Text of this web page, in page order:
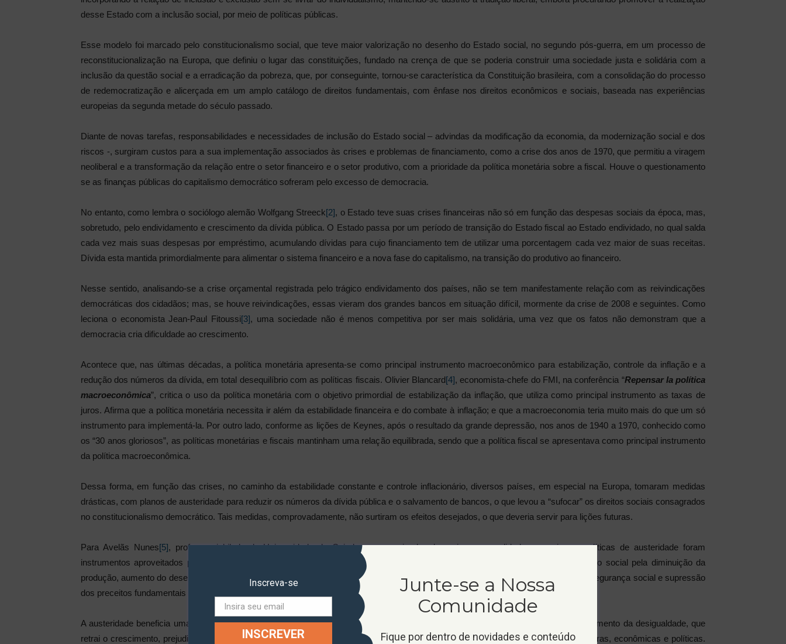
desse Estado com a inclusão social, por meio de políticas públicas.
Esse modelo foi marcado pelo constitucionalismo social, que teve maior valorização no desenho do Estado social, no segundo pós-guerra, em um processo de
reconstitucionalização na Europa, que definiu o lugar das constituições, fundado na crença de que se poderia construir uma sociedade justa e solidária com a
inclusão da questão social e a erradicação da pobreza, que, por conseguinte, tornou-se característica da Constituição brasileira, com a consolidação do processo
de redemocratização e alicerçada em um amplo catálogo de direitos fundamentais, com ênfase nos direitos econômicos e sociais, baseada nas experiências
europeias da segunda metade do século passado.
Diante de novas tarefas, responsabilidades e necessidades de inclusão do Estado social – advindas da modificação da economia, da modernização social e dos
riscos -, surgiram custos para a sua implementação associados às crises e problemas de financiamento, como a crise dos anos de 1970, que permitiu a viragem
neoliberal e a transformação da relação entre o setor financeiro e o setor produtivo, com a prioridade da política monetária sobre a fiscal. Houve o questionamento
se as finanças públicas do capitalismo democrático sofreram pelo excesso de democracia.
No entanto, como lembra o sociólogo alemão Wolfgang Streeck[2], o Estado teve suas crises financeiras não só em função das despesas sociais da época, mas,
sobretudo, pelo endividamento e crescimento da dívida pública. O Estado passa por um período de transição do Estado fiscal ao Estado endividado, no qual salda
cada vez mais suas despesas por empréstimo, acumulando dívidas para cujo financiamento tem de utilizar uma porcentagem cada vez maior de suas receitas.
Dívida esta mantida primordialmente para alimentar o sistema financeiro e a nova fase do capitalismo, na transição do produtivo ao financeiro.
Nesse sentido, analisando-se a crise orçamental registrada pelo trágico endividamento dos países, não se tem manifestamente relação com as reivindicações
democráticas dos cidadãos; mas, se houve reivindicações, essas vieram dos grandes bancos em situação difícil, mormente da crise de 2008 e seguintes. Como
leciona o economista Jean-Paul Fitoussi[3], uma sociedade não é menos competitiva por ser mais solidária, uma vez que os fatos não demonstram que a
democracia cria dificuldade ao crescimento.
Acontece que, nas últimas décadas, a política monetária apresenta-se como principal instrumento macroeconômico para estabilização, controle da inflação e a
redução dos números da dívida, em total desequilíbrio com as políticas fiscais. Olivier Blancard[4], economista-chefe do FMI, na conferência “Repensar la política
macroeconômica”, critica o uso da política monetária com o objetivo primordial de estabilização da inflação, que utiliza como principal instrumento as taxas de
juros. Afirma que a política monetária necessita ir além da estabilidade financeira e do combate à inflação; e que a macroeconomia teria muito mais do que um só
instrumento para implementá-la. Por outro lado, conforme as lições de Keynes, após o resultado da grande depressão, nos anos de 1940 a 1970, conhecido como
os “30 anos gloriosos”, as políticas monetárias e fiscais mantinham uma relação equilibrada, sendo que a política fiscal se apresentava como principal instrumento
da política macroeconômica.
Dessa forma, em função das crises, no caminho da estabilidade constante e controle inflacionário, diversos países, em especial na Europa, tomaram medidas
drásticas, com planos de austeridade para reduzir os números da dívida pública e o salvamento de bancos, o que levou a “sufocar” os direitos sociais consagrados
no constitucionalismo democrático. Tais medidas, comprovadamente, não surtiram os efeitos desejados, o que deveria servir para lições futuras.
Para Avelãs Nunes[5], professor jubilado da Universidade de Coimbra e pesquisador das crises na realidade europeia, as políticas de austeridade foram
instrumentos aproveitados pelas “crises” para obrigar os povos a pagarem as dívidas do capital financeiro, desmontando o Estado social pela diminuição da
produção, aumento do desemprego, baixa dos salários reais, redução de direitos sociais, asfixia financeira dos sistemas públicos de segurança social e supressão
dos preceitos fundamentais definidores do Estado democrático de direito.
A austeridade beneficia uma pequena minoria do capital financeiro, além de não favorecer o desenvolvimento econômico e sim o aumento da desigualdade, que
retrai o crescimento, prejudica a distribuição de renda, o consumo, além disso enfraquece o investimento, com instabilidades financeiras, econômicas e políticas.
Inscreva-se
INSCREVER
Junte-se a Nossa
Comunidade
Fique por dentro de novidades e conteúdo